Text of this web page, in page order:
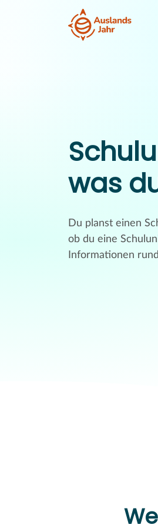
was
Du planst einen
ob du eine
Informationen